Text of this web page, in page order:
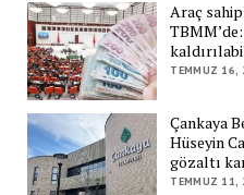
Araç
TEMMUZ 16,
Çankaya
Hüseyin
gözaltı
TEMMUZ 11,